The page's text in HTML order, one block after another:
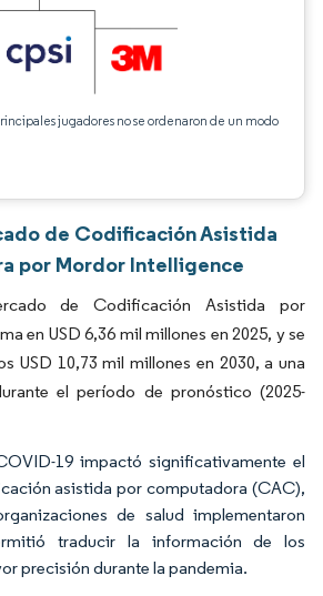
jugadores no se ordenaron de un modo
de Codificación Asistida
por Mordor Intelligence
de Codificación Asistida por
en USD 6,36 mil millones en 2025, y se
USD 10,73 mil millones en 2030, a una
el período de pronóstico (2025-
19 impactó significativamente el
asistida por computadora (CAC),
de salud implementaron
traducir la información de los
precisión durante la pandemia.